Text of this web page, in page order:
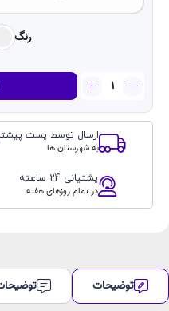
رنگ
soundcore
ارسال توسط پست
به شهرستان ها
پشتیانی 24 ساعته
در تمام روزهای هفته
توضیحات